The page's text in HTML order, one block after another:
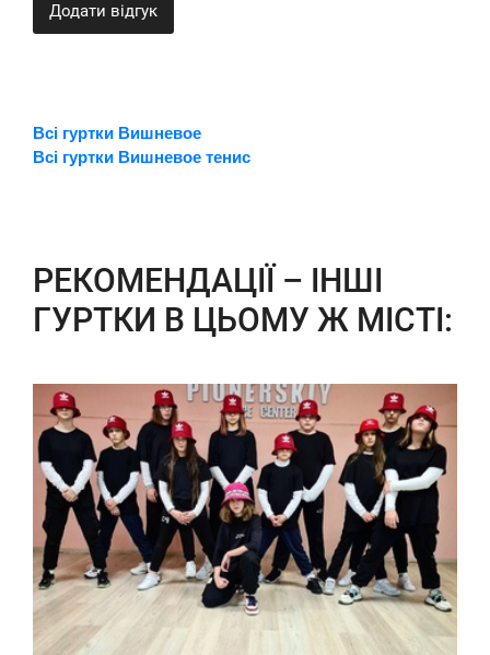
Додати відгук
Всі гуртки Вишневое
Всі гуртки Вишневое тенис
РЕКОМЕНДАЦІЇ – ІНШІ
ГУРТКИ В ЦЬОМУ Ж МІСТІ: